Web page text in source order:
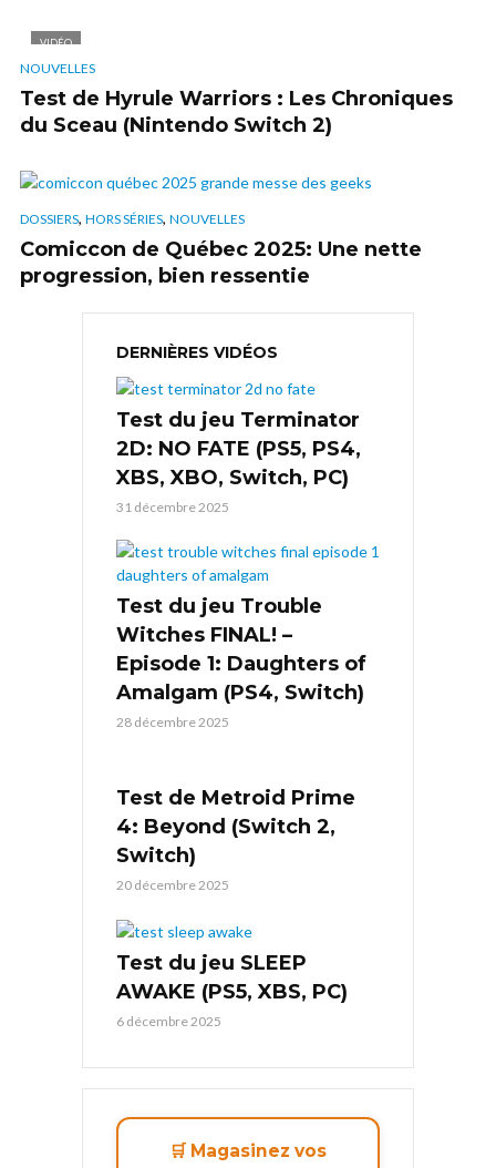
VIDÉO
NOUVELLES
Test de Hyrule Warriors : Les Chroniques
du Sceau (Nintendo Switch 2)
DOSSIERS, HORS SÉRIES, NOUVELLES
Comiccon de Québec 2025: Une nette
progression, bien ressentie
DERNIÈRES VIDÉOS
Test du jeu Terminator
2D: NO FATE (PS5, PS4,
XBS, XBO, Switch, PC)
31 décembre 2025
Test du jeu Trouble
Witches FINAL! –
Episode 1: Daughters of
Amalgam (PS4, Switch)
28 décembre 2025
Test de Metroid Prime
4: Beyond (Switch 2,
Switch)
20 décembre 2025
Test du jeu SLEEP
AWAKE (PS5, XBS, PC)
6 décembre 2025
🛒 Magasinez vos